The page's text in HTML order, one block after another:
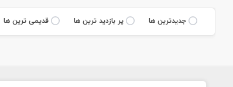
جديدترين ها پر بازديد ترين ها قديمی ترين ها